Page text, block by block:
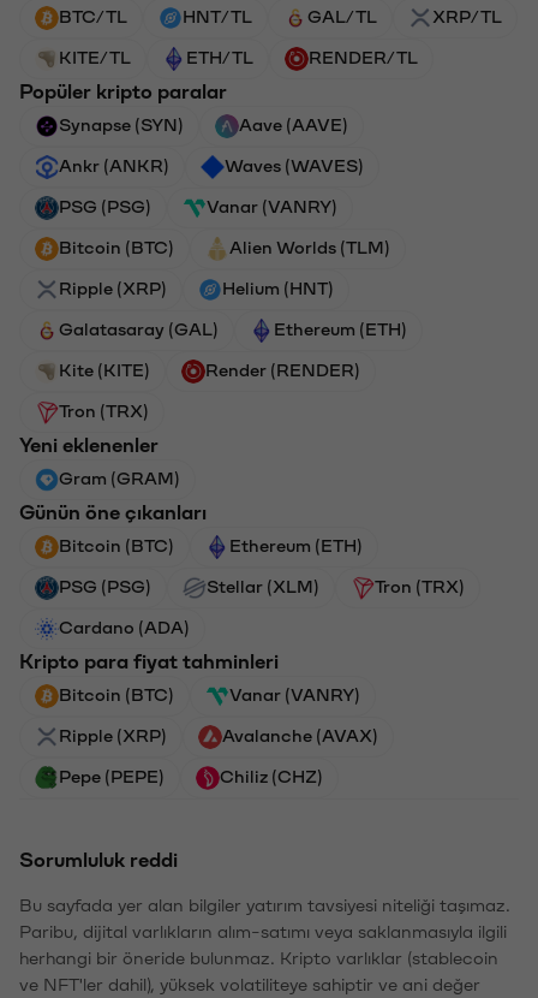
BTC/TL HNT/TL GAL/TL XRP/TL
KITE/TL ETH/TL RENDER/TL
Popüler kripto paralar
Synapse (SYN) Aave (AAVE)
Ankr (ANKR) Waves (WAVES)
PSG (PSG) Vanar (VANRY)
Bitcoin (BTC) Alien Worlds (TLM)
Ripple (XRP) Helium (HNT)
Galatasaray (GAL) Ethereum (ETH)
Kite (KITE) Render (RENDER)
Tron (TRX)
Yeni eklenenler
Gram (GRAM)
Günün öne çıkanları
Bitcoin (BTC) Ethereum (ETH)
PSG (PSG) Stellar (XLM) Tron (TRX)
Cardano (ADA)
Kripto para fiyat tahminleri
Bitcoin (BTC) Vanar (VANRY)
Ripple (XRP) Avalanche (AVAX)
Pepe (PEPE) Chiliz (CHZ)
Sorumluluk reddi
Bu sayfada yer alan bilgiler yatırım tavsiyesi niteliği taşımaz.
Paribu, dijital varlıkların alım-satımı veya saklanmasıyla ilgili
herhangi bir öneride bulunmaz. Kripto varlıklar (stablecoin
ve NFT'ler dahil), yüksek volatiliteye sahiptir ve ani değer